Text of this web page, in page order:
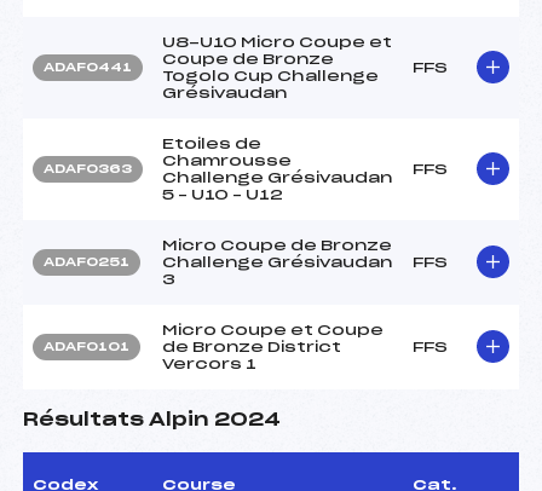
ADAF0441
U8-U10 Micro Coupe et
Coupe de Bronze
Togolo Cup Challenge
Grésivaudan
FFS
ADAF0363
Etoiles de
Chamrousse
Challenge Grésivaudan
5 – U10 – U12
FFS
ADAF0251
Micro Coupe de Bronze
Challenge Grésivaudan
3
FFS
ADAF0101
Micro Coupe et Coupe
de Bronze District
Vercors 1
FFS
Résultats Alpin 2024
Codex Course Cat.